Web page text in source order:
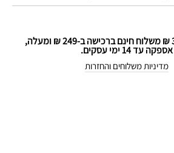
עלות משלוח 30 ₪ משלוח חינם ברכישה ב-249 ₪ ומעלה,
אספקה עד 14 ימי עסקים.
מדיניות משלוחים והחזרות